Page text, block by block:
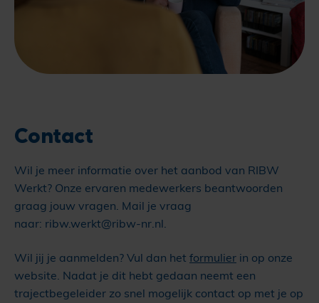
Contact
Wil je meer informatie over het aanbod van RIBW
Werkt? Onze ervaren medewerkers beantwoorden
graag jouw vragen. Mail je vraag
naar: ribw.werkt@ribw-nr.nl.
Wil jij je aanmelden? Vul dan het formulier in op onze
website. Nadat je dit hebt gedaan neemt een
trajectbegeleider zo snel mogelijk contact op met je op